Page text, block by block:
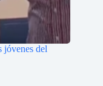
jóvenes del